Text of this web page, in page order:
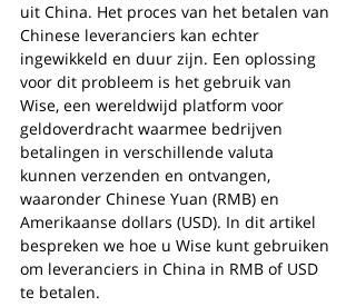
uit China. Het proces van het betalen van
Chinese leveranciers kan echter
ingewikkeld en duur zijn. Een oplossing
voor dit probleem is het gebruik van
Wise, een wereldwijd platform voor
geldoverdracht waarmee bedrijven
betalingen in verschillende valuta
kunnen verzenden en ontvangen,
waaronder Chinese Yuan (RMB) en
Amerikaanse dollars (USD). In dit artikel
bespreken we hoe u Wise kunt gebruiken
om leveranciers in China in RMB of USD
te betalen.